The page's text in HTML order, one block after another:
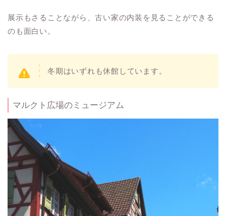
展示もさることながら、古い家の内装を見ることができる
のも面白い。
冬期はいずれも休館しています。
マルクト広場のミュージアム